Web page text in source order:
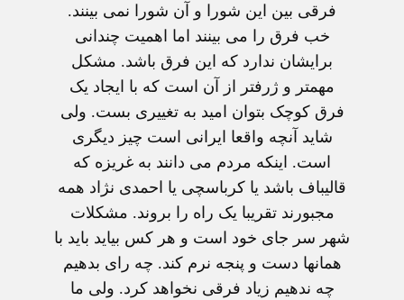
فرقی بين اين شورا و آن شورا نمی بينند.
خب فرق را می بينند اما اهميت چندانی
برايشان ندارد که اين فرق باشد. مشکل
مهمتر و ژرفتر از آن است که با ايجاد يک
فرق کوچک بتوان اميد به تغييری بست. ولی
شايد آنچه واقعا ايرانی است چيز ديگری
است. اينکه مردم می دانند به غريزه که
قاليباف باشد يا کرباسچی يا احمدی نژاد همه
مجبورند تقريبا يک راه را بروند. مشکلات
شهر سر جای خود است و هر کس بيايد بايد با
همانها دست و پنجه نرم کند. چه رای بدهيم
چه ندهيم زياد فرقی نخواهد کرد. ولی ما